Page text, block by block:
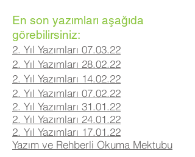
En son yazımları aşağıda
görebilirsiniz:
2. Yıl Yazımları 07.03.22
2. Yıl Yazımları 28.02.22
2. Yıl Yazımları 14.02.22
2. Yıl Yazımları 07.02.22
2. Yıl Yazımları 31.01.22
2. Yıl Yazımları 24.01.22
2. Yıl Yazımları 17.01.22
Yazım ve Rehberli Okuma Mektubu